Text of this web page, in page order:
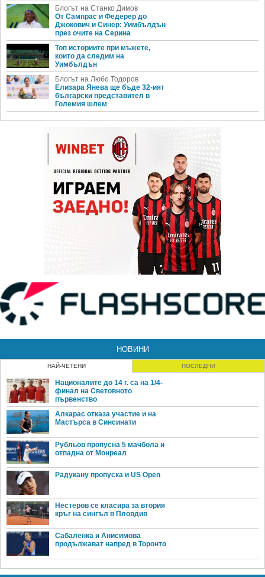
Блогът на Станко Димов
От Сампрас и Федерер до
Джокович и Синер: Уимбълдън
през очите на Серина
Топ историите при мъжете,
които да следим на
Уимбълдън
Блогът на Любо Тодоров
Елизара Янева ще бъде 32-ият
български представител в
Големия шлем
НОВИНИ
НАЙ-ЧЕТЕНИ ПОСЛЕДНИ
Националите до 14 г. са на 1/4-
финал на Световното
първенство
Алкарас отказа участие и на
Мастърса в Синсинати
Рубльов пропусна 5 мачбола и
отпадна от Монреал
Радукану пропуска и US Open
Нестеров се класира за втория
кръг на сингъл в Пловдив
Сабаленка и Анисимова
продължават напред в Торонто